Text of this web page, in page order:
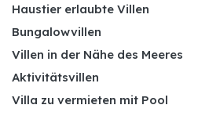
Haustier erlaubte Villen
Bungalowvillen
Villen in der Nähe des Meeres
Aktivitätsvillen
Villa zu vermieten mit Pool